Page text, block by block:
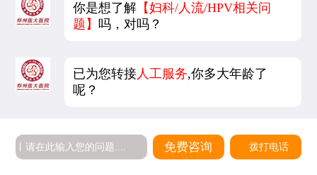
你是想了解 【妇科/人流/HPV相关问
题】吗，对吗？
已为您转接 人工服务,你多大年龄了
呢？
免费咨询 拨打电话
5